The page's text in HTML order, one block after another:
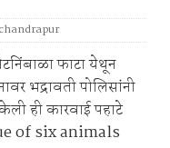
chandrapur
फाटा येथून
भद्रावती पोलिसांनी
ही कारवाई पहाटे
of six animals